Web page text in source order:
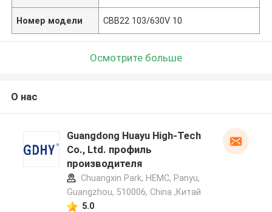
Номер модели CBB22 103/630V 10
Осмотрите больше
О нас
Guangdong Huayu High-Tech
Co., Ltd. профиль
производителя
Chuangxin Park, HEMC, Panyu,
Guangzhou, 510006, China ,Китай
5.0